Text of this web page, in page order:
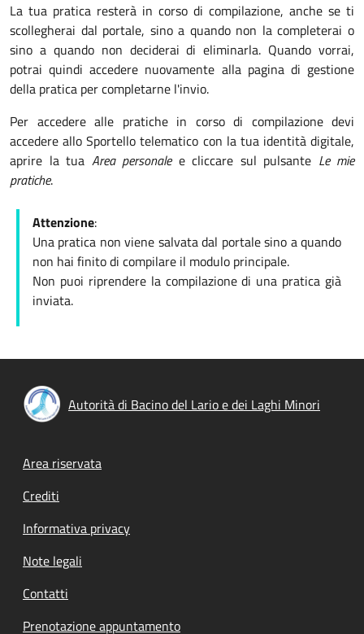
La tua pratica resterà in corso di compilazione, anche se ti
scollegherai dal portale, sino a quando non la completerai o
sino a quando non deciderai di eliminarla. Quando vorrai,
potrai quindi accedere nuovamente alla pagina di gestione
della pratica per completarne l'invio.
Per accedere alle pratiche in corso di compilazione devi
accedere allo Sportello telematico con la tua identità digitale,
aprire la tua Area personalee cliccare sul pulsante Le mie
pratiche.
Attenzione:
Una pratica non viene salvata dal portale sino a quando
non hai finito di compilare il modulo principale.
Non puoi riprendere la compilazione di una pratica già
inviata.
Autorità di Bacino del Lario e dei Laghi Minori
Footer menu
Area riservata
Crediti
Informativa privacy
Note legali
Contatti
Prenotazione appuntamento